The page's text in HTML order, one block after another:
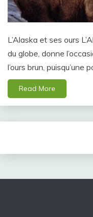
L’Alaska et ses ours
du globe, donne
l’ours brun, puisqu’une
Read More